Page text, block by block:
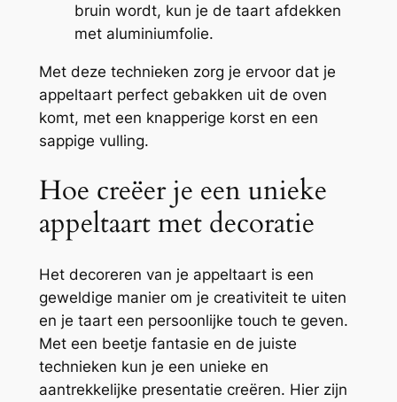
bruin wordt, kun je de taart afdekken
met aluminiumfolie.
Met deze technieken zorg je ervoor dat je
appeltaart perfect gebakken uit de oven
komt, met een knapperige korst en een
sappige vulling.
Hoe creëer je een unieke
appeltaart met decoratie
Het decoreren van je appeltaart is een
geweldige manier om je creativiteit te uiten
en je taart een persoonlijke touch te geven.
Met een beetje fantasie en de juiste
technieken kun je een unieke en
aantrekkelijke presentatie creëren. Hier zijn